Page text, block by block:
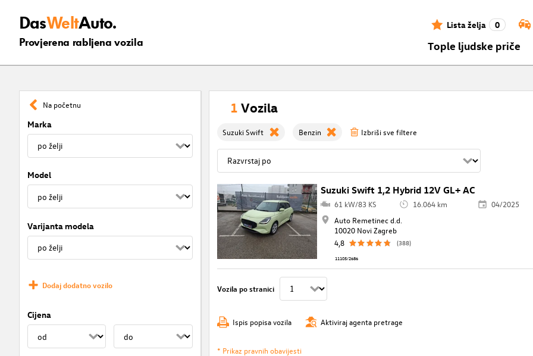
DasWeltAuto.
Provjerena rabljena vozila
Lista želja 0
Tople ljudske priče
Na početnu
Marka
Model
Varijanta modela
Dodaj dodatno vozilo
Cijena
1 Vozila
Suzuki Swift Benzin Izbriši sve filtere
Suzuki Swift 1,2 Hybrid 12V GL+ AC
61 kW/83 KS 16.064 km
04/2025
Auto Remetinec d.d.
10020 Novi Zagreb
4,8
(388)
11105/2686
Vozila po stranici
Ispis popisa vozila Aktiviraj agenta pretrage
* Prikaz pravnih obavijesti